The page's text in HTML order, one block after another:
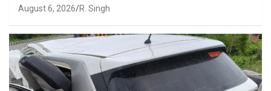
August 6, 2026 R. Singh